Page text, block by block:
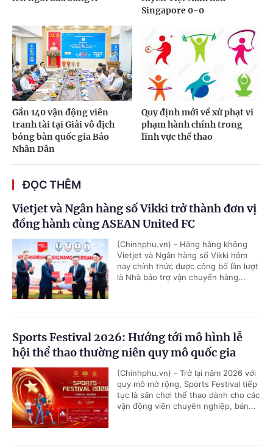
Singapore 0-0
Gần 140 vận động viên
tranh tài tại Giải vô địch
bóng bàn quốc gia Báo
Nhân Dân
Quy định mới về xử phạt vi
phạm hành chính trong
lĩnh vực thể thao
ĐỌC THÊM
Vietjet và Ngân hàng số Vikki trở thành đơn vị
đồng hành cùng ASEAN United FC
(Chinhphu.vn) - Hãng hàng không
Vietjet và Ngân hàng số Vikki hôm
nay chính thức được công bố lần lượt
là Nhà bảo trợ vận chuyển hàng...
Sports Festival 2026: Hướng tới mô hình lễ
hội thể thao thường niên quy mô quốc gia
(Chinhphu.vn) - Trở lại năm 2026 với
quy mô mở rộng, Sports Festival tiếp
tục là sân chơi thể thao dành cho các
vận động viên chuyên nghiệp, bán...